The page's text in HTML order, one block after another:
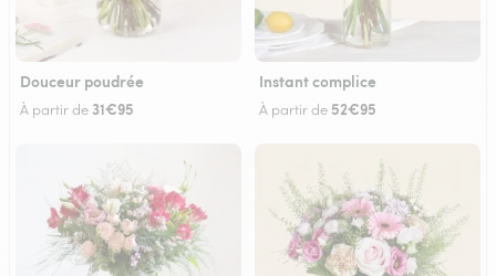
Douceur poudrée
À partir de 31€95
Instant complice
À partir de 52€95